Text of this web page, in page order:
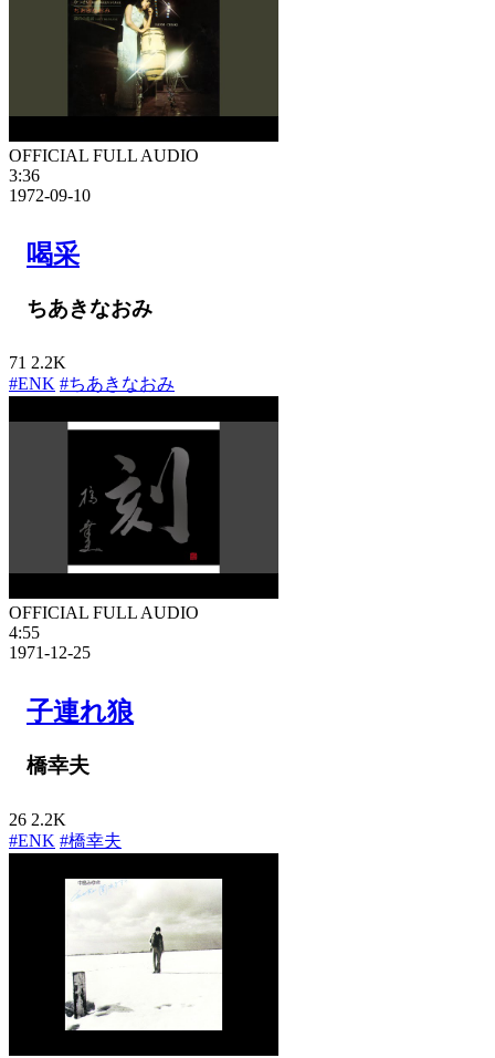
OFFICIAL FULL AUDIO
3:36
1972-09-10
喝采
ちあきなおみ
71 2.2K
#ENK #ちあきなおみ
OFFICIAL FULL AUDIO
4:55
1971-12-25
子連れ狼
橋幸夫
26 2.2K
#ENK #橋幸夫